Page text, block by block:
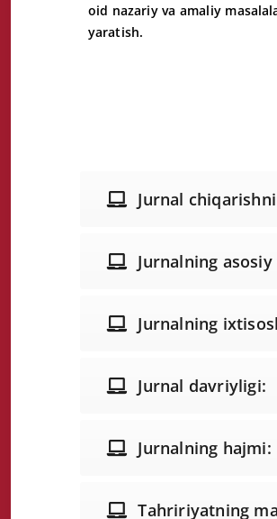
oid nazariy va amaliy
yaratish.
Jurnal
Jurnalning
Jurnalning
Jurnal davriyligi:
Jurnalning hajmi:
Tahririyatning